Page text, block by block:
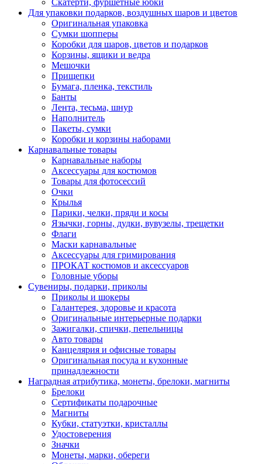
Скатерти, фуршетные юбки
Для упаковки подарков, воздушных шаров и цветов
Оригинальная упаковка
Сумки шопперы
Коробки для шаров, цветов и подарков
Корзины, ящики и ведра
Мешочки
Прищепки
Бумага, пленка, текстиль
Банты
Лента, тесьма, шнур
Наполнитель
Пакеты, сумки
Коробки и корзины наборами
Карнавальные товары
Карнавальные наборы
Аксессуары для костюмов
Товары для фотосессий
Очки
Крылья
Парики, челки, пряди и косы
Язычки, горны, дудки, вувузелы, трещетки
Флаги
Маски карнавальные
Аксессуары для гримирования
ПРОКАТ костюмов и аксессуаров
Головные уборы
Сувениры, подарки, приколы
Приколы и шокеры
Галантерея, здоровье и красота
Оригинальные интерьерные подарки
Зажигалки, спички, пепельницы
Авто товары
Канцелярия и офисные товары
Оригинальная посуда и кухонные
принадлежности
Наградная атрибутика, монеты, брелоки, магниты
Брелоки
Сертификаты подарочные
Магниты
Кубки, статуэтки, кристаллы
Удостоверения
Значки
Монеты, марки, обереги